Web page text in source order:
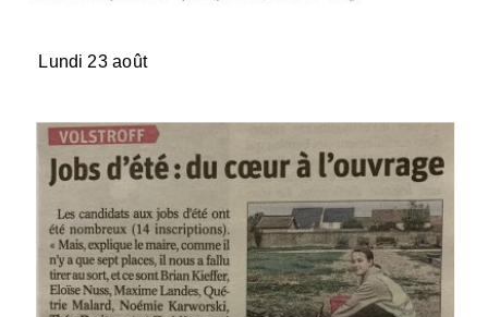
Lundi 23 août